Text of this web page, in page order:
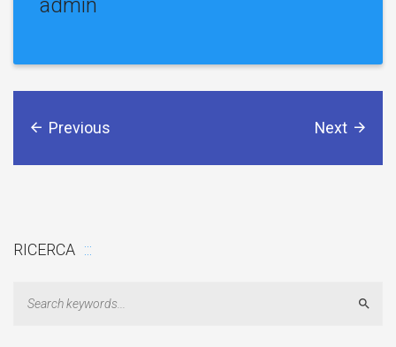
admin
Previous Next
RICERCA